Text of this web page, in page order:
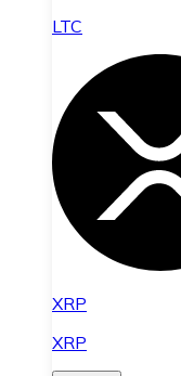
LTC
XRP
XRP